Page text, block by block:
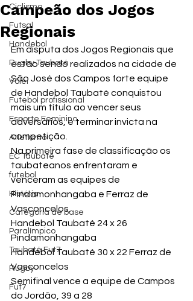
Ciclismo
Futsal
Handebol
Rugby Taubaté
Vôlei
Futebol profissional
Esporte Feminino
Atletismo
EC Taubaté
futebol
História
Categoria de base
Paralímpico
Taubaté Fut7
Rugby
Fut7
Campeão dos Jogos
Regionais
Em disputa dos Jogos Regionais que
estão sendo realizados na cidade de
São José dos Campos forte equipe
de Handebol Taubaté conquistou
mais um título ao vencer seus
adversários, e terminar invicta na
competição.
Na primeira fase de classificação os
taubateanos enfrentaram e
venceram as equipes de
Pindamonhangaba e Ferraz de
Vasconcelos.
Handebol Taubaté 24 x 26
Pindamonhangaba
Handebol Taubaté 30 x 22 Ferraz de
Vasconcelos
Semifinal vence a equipe de Campos
do Jordão, 39 a 28